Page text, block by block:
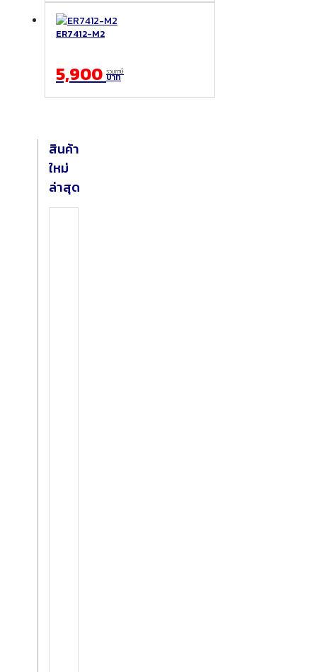
ER7412-M2
5,900 รวมภาษี
บาท
สินค้า
ใหม่
ล่าสุด